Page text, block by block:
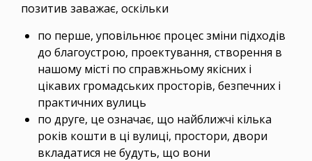
позитив заважає, оскільки
по перше, уповільнює процес зміни підходів
до благоустрою, проектування, створення в
нашому місті по справжньому якісних і
цікавих громадських просторів, безпечних і
практичних вулиць
по друге, це означає, що найближчі кілька
років кошти в ці вулиці, простори, двори
вкладатися не будуть, що вони